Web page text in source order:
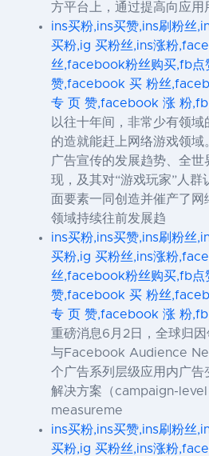
方平台上，通过提高向应用
ins买粉,ins买赞,ins刷粉丝
买粉,ig 买粉丝,ins涨粉
丝,facebook粉丝购买,fb点
赞,facebook 买 粉丝
专 页 赞,facebook 涨 粉,fb
以往十年间，非常少有领
的造就能赶上网络游戏领
广告宣传的发展趋势、全
现，及其对“游戏玩家”人群
面要素一同创造并催产了
领域持续往前发展趋
ins买粉,ins买赞,ins刷粉丝
买粉,ig 买粉丝,ins涨粉
丝,facebook粉丝购买,fb点
赞,facebook 买 粉丝
专 页 赞,facebook 涨 粉,fb
重磅消息6月2日，全球归
与Facebook Audience
个广告系列层级应用内广
解决方案（campaign-
measureme
ins买粉,ins买赞,ins刷粉丝
买粉,ig 买粉丝,ins涨粉